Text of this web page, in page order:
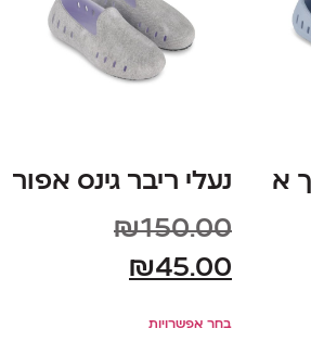
א
נעלי ריבר גינס אפור
₪150.00
₪45.00
בחר אפשרויות